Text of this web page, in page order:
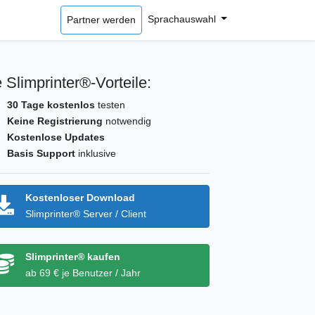
Partner werden Sprachauswahl
Slimprinter®-Vorteile:
30 Tage kostenlos testen
Keine Registrierung notwendig
Kostenlose Updates
Basis Support inklusive
Kostenloser Download
Slimprinter® Server / Client
Slimprinter® kaufen
ab 69 € je Benutzer / Jahr